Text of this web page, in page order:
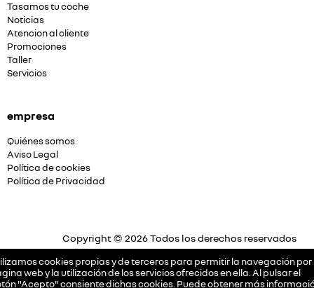
cookies propias y de terceros para permitir la navegación por
web y la utilización de los servicios ofrecidos en ella. Al pulsar el
"Acepto" consiente dichas cookies. Puede obtener más
Tasamos tu coche
Noticias
Atencion al cliente
Promociones
Taller
Servicios
empresa
Quiénes somos
Aviso Legal
Política de cookies
Política de Privacidad
Copyright © 2026 Todos los derechos reservados
Plataforma Concesión byReleasemarketing S.L.